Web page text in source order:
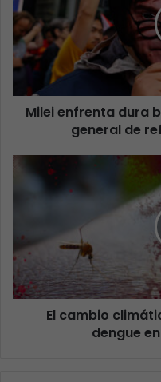
Milei enfrenta dura
general de
El cambio
dengue